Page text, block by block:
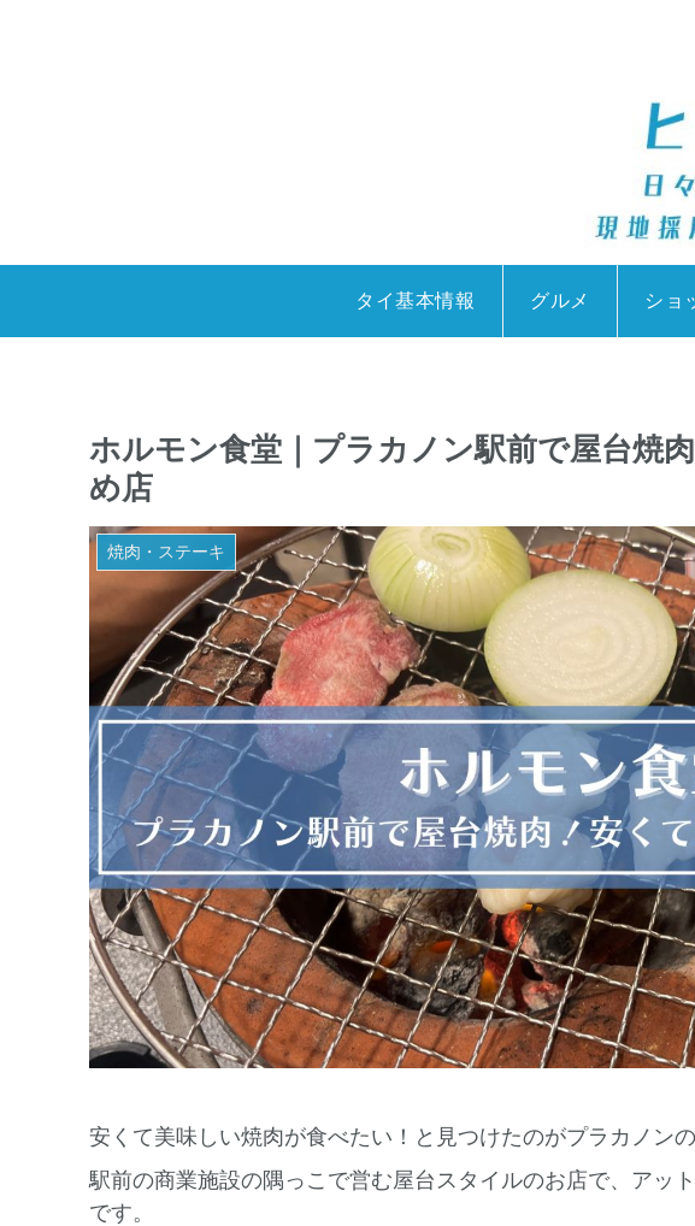
タイ基本情報 グルメ ショ
ホルモン食堂｜プラカノン駅前で屋台焼
め店
焼肉・ステーキ
安くて美味しい焼肉が食べたい！と見つけたのがプラカノンの
駅前の商業施設の隅っこで営む屋台スタイルのお店で、アッ
です。